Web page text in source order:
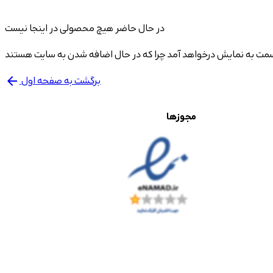
در حال حاضر هیچ محصولی در اینجا نیست
arrow_back برگشت به صفحه اول
مجوزها